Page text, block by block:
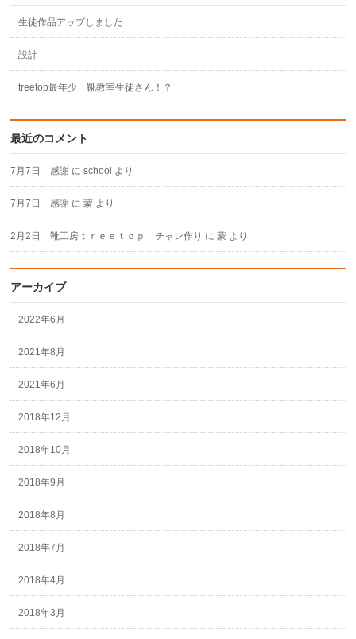
生徒作品アップしました
設計
treetop最年少 靴教室生徒さん！？
最近のコメント
7月7日 感謝 にschool より
7月7日 感謝 に蒙 より
2月2日 靴工房ｔｒｅｅｔｏｐ チャン作り に蒙 より
アーカイブ
2022年6月
2021年8月
2021年6月
2018年12月
2018年10月
2018年9月
2018年8月
2018年7月
2018年4月
2018年3月